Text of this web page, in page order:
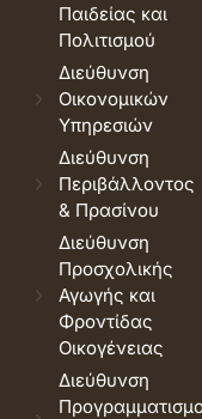
Παιδείας και
Πολιτισμού
Διεύθυνση
Οικονομικών
Υπηρεσιών
Διεύθυνση
Περιβάλλοντος
& Πρασίνου
Διεύθυνση
Προσχολικής
Αγωγής και
Φροντίδας
Οικογένειας
Διεύθυνση